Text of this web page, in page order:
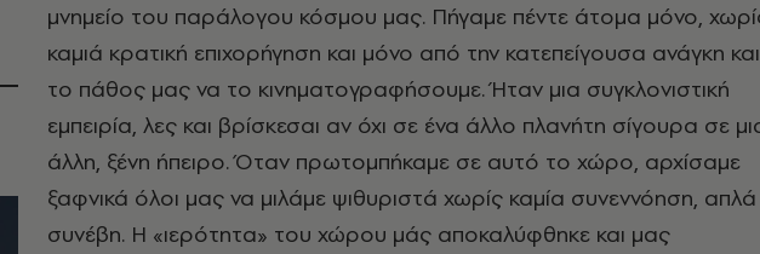
μνημείο του παράλογου κόσμου μας. Πήγαμε πέντε άτομα μόνο,
καμιά κρατική επιχορήγηση και μόνο από την κατεπείγουσα ανάγκη και
το πάθος μας να το κινηματογραφήσουμε. Ήταν μια συγκλονιστική
εμπειρία, λες και βρίσκεσαι αν όχι σε ένα άλλο πλανήτη σίγουρα σε
άλλη, ξένη ήπειρο. Όταν πρωτομπήκαμε σε αυτό το χώρο, αρχίσαμε
ξαφνικά όλοι μας να μιλάμε ψιθυριστά χωρίς καμία συνεννόηση, απλά
συνέβη. Η «ιερότητα» του χώρου μάς αποκαλύφθηκε και μας